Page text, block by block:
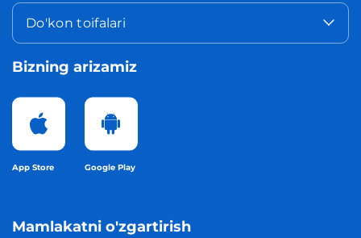
Do'kon toifalari
Bizning arizamiz
App Store Google Play
Mamlakatni o'zgartirish